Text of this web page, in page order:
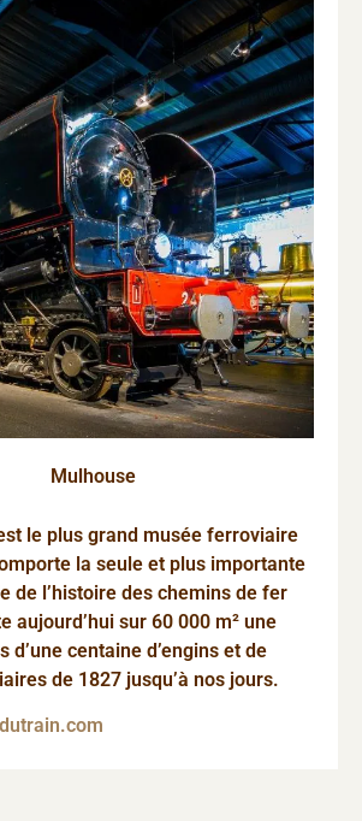
Mulhouse
le plus grand musée ferroviaire
la seule et plus importante
de l’histoire des chemins de fer
aujourd’hui sur 60 000 m² une
d’une centaine d’engins et de
de 1827 jusqu’à nos jours.